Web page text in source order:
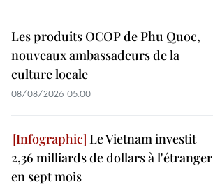
Les produits OCOP de Phu Quoc,
nouveaux ambassadeurs de la
culture locale
08/08/2026 05:00
Le Vietnam investit
2,36 milliards de dollars à l'étranger
en sept mois